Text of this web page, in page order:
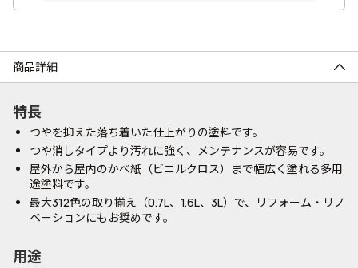
商品詳細
特長
つやを抑えた落ち着いた仕上がりの塗料です。
つや消しタイプより汚れに強く、メンテナンスが容易です。
屋外から屋内のかべ紙（ビニルクロス）まで幅広く塗れる多用
途塗料です。
最大312色の取り揃え（0.7L、1.6L、3L）で、リフォーム・リノ
ベーションにもお奨めです。
用途